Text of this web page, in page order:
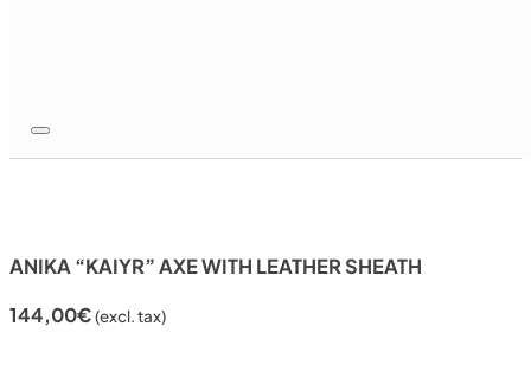
ANIKA “KAIYR” AXE WITH LEATHER SHEATH
144,00€(excl. tax)